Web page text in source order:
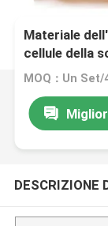
Materiale
cellule della
MOQ：Un Set/
DESCRIZIONE